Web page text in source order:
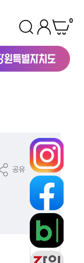
0
공유